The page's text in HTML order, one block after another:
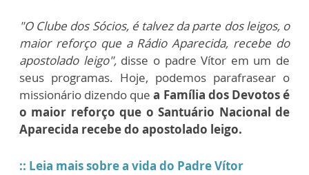
"O Clube dos Sócios, é talvez da parte dos leigos, o
maior reforço que a Rádio Aparecida, recebe do
apostolado leigo",disse o padre Vítor em um de
seus programas. Hoje, podemos parafrasear o
missionário dizendo quea Família dos Devotos é
o maior reforço que o Santuário Nacional de
Aparecida recebe do apostolado leigo.
:: Leia mais sobre a vida do Padre Vítor